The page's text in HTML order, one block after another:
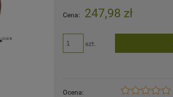
nie zawiera ewentualnych kosztów
Cena: 247,98 zł
szt.
Ocena: